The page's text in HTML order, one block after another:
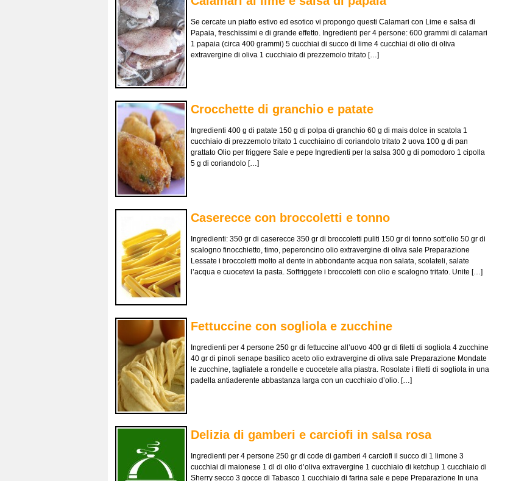
Se cercate un piatto estivo ed esotico vi propongo questi Calamari con Lime e salsa di
Papaia, freschissimi e di grande effetto. Ingredienti per 4 persone: 600 grammi di calamari
1 papaia (circa 400 grammi) 5 cucchiai di succo di lime 4 cucchiai di olio di oliva
extravergine di oliva 1 cucchiaio di prezzemolo tritato […]
Crocchette di granchio e patate
Ingredienti 400 g di patate 150 g di polpa di granchio 60 g di mais dolce in scatola 1
cucchiaio di prezzemolo tritato 1 cucchiaino di coriandolo tritato 2 uova 100 g di pan
grattato Olio per friggere Sale e pepe Ingredienti per la salsa 300 g di pomodoro 1 cipolla
5 g di coriandolo […]
Caserecce con broccoletti e tonno
Ingredienti: 350 gr di caserecce 350 gr di broccoletti puliti 150 gr di tonno sott’olio 50 gr di
scalogno finocchietto, timo, peperoncino olio extravergine di oliva sale Preparazione
Lessate i broccoletti molto al dente in abbondante acqua non salata, scolateli, salate
l’acqua e cuocetevi la pasta. Soffriggete i broccoletti con olio e scalogno tritato. Unite […]
Fettuccine con sogliola e zucchine
Ingredienti per 4 persone 250 gr di fettuccine all’uovo 400 gr di filetti di sogliola 4 zucchine
40 gr di pinoli senape basilico aceto olio extravergine di oliva sale Preparazione Mondate
le zucchine, tagliatele a rondelle e cuocetele alla piastra. Rosolate i filetti di sogliola in una
padella antiaderente abbastanza larga con un cucchiaio d’olio. […]
Delizia di gamberi e carciofi in salsa rosa
Ingredienti per 4 persone 250 gr di code di gamberi 4 carciofi il succo di 1 limone 3
cucchiai di maionese 1 dl di olio d’oliva extravergine 1 cucchiaio di ketchup 1 cucchiaio di
Sherry secco 3 gocce di Tabasco 1 cucchiaio di farina sale e pepe Preparazione In una